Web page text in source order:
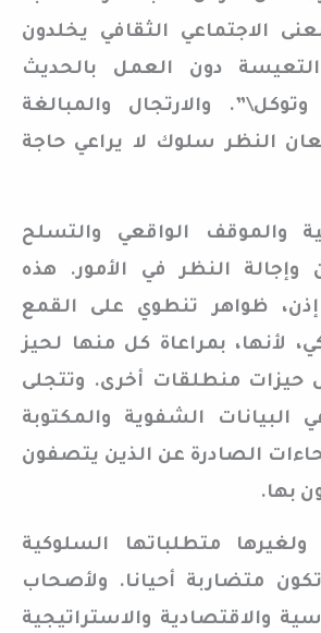
الاجتماعي الثقافي يخلدون
دون العمل بالحديث
والارتجال والمبالغة
النظر سلوك لا يراعي حاجة
والموقف الواقعي والتسلح
وإجالة النظر في الأمور. هذه
إذن، ظواهر تنطوي على القمع
لأنها، بمراعاة كل منها لحيز
حيزات منطلقات أخرى. وتتجلى
الشفوية والمكتوبة
الصادرة عن الذين يتصفون
بها.
ولغيرها متطلباتها السلوكية
متضاربة أحيانا. ولأصحاب
والاقتصادية والاستراتيجية